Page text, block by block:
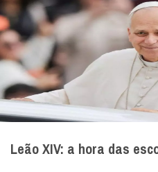
Leão XIV: a hora das